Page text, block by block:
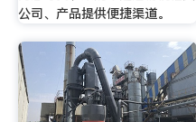
公司、产品提供便捷渠道。